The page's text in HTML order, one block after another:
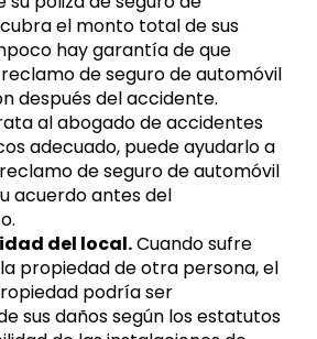
el monto total de sus
hay garantía de que
de seguro de automóvil
después del accidente.
al abogado de accidentes
adecuado, puede ayudarlo a
de seguro de automóvil
acuerdo antes del
del local.Cuando sufre
propiedad de otra persona, el
podría ser
sus daños según los estatutos